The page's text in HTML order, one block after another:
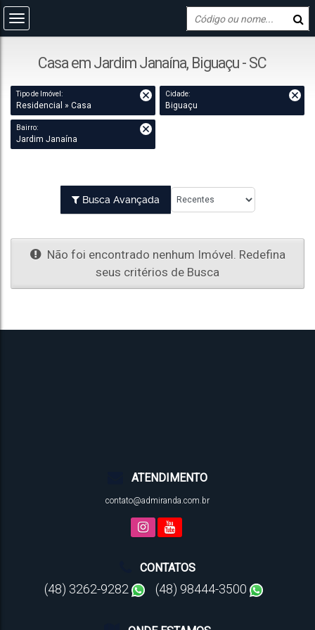
Casa em Jardim Janaína, Biguaçu - SC
Tipo de Imóvel:
Residencial » Casa
Cidade:
Biguaçu
Bairro:
Jardim Janaína
Busca Avançada
Não foi encontrado nenhum Imóvel. Redefina
seus critérios de Busca
ATENDIMENTO
contato@admiranda.com.br
CONTATOS
(48) 3262-9282 (48) 98444-3500